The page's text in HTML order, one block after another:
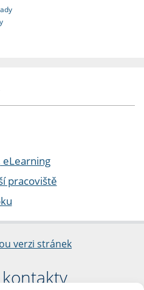
eLearning
pracoviště
verzi stránek